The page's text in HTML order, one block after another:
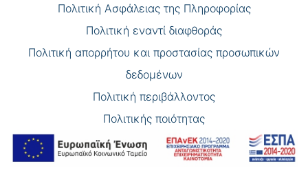
Πολιτική Ασφάλειας της Πληροφορίας
Πολιτική εναντί διαφθοράς
Πολιτική απορρήτου και προστασίας προσωπικών
δεδομένων
Πολιτική περιβάλλοντος
Πολιτικής ποιότητας